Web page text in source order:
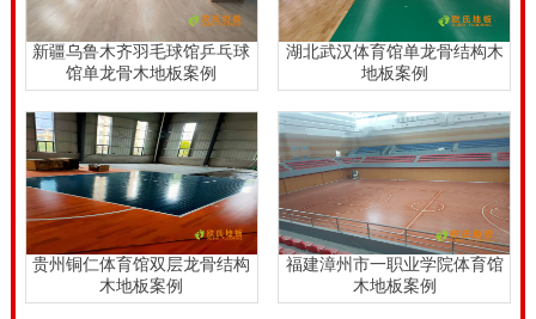
新疆乌鲁木齐羽毛球馆乒乓球
馆单龙骨木地板案例
湖北武汉体育馆单龙骨结构木
地板案例
贵州铜仁体育馆双层龙骨结构
木地板案例
福建漳州市一职业学院体育馆
木地板案例